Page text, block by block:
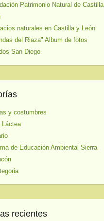
Patrimonio Natural de Castilla
naturales en Castilla y León
del Riaza" Album de fotos
San Diego
y costumbres
Láctea
de Educación Ambiental Sierra
recientes